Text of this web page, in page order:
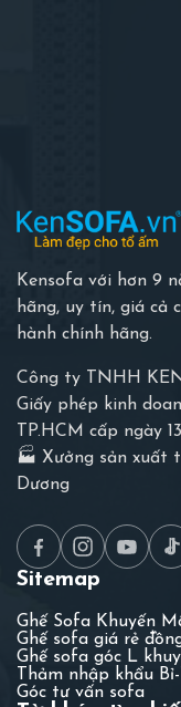
Sitemap
Ghế Sofa Khuyến
Ghế sofa giá rẻ
Ghế sofa góc L
Thảm nhập khẩu
Góc tư vấn sofa
Kensofa với hơn 9
hãng, uy tín, giá cả
hành chính hãng.
Công ty TNHH
Giấy phép kinh
TP.HCM cấp ngày
🏭 Xưởng sản xuất
Dương